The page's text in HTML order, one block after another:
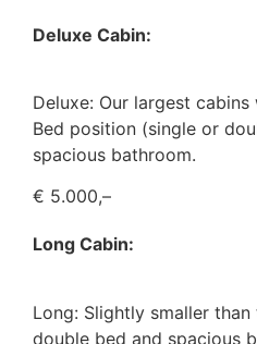
Deluxe Cabin:
Deluxe: Our largest
Bed position (single or
spacious bathroom.
€ 5.000,–
Long Cabin:
Long: Slightly smaller
double bed and spacious